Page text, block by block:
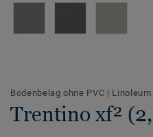
Bodenbelag ohne PVC | Linoleum
Trentino xf²